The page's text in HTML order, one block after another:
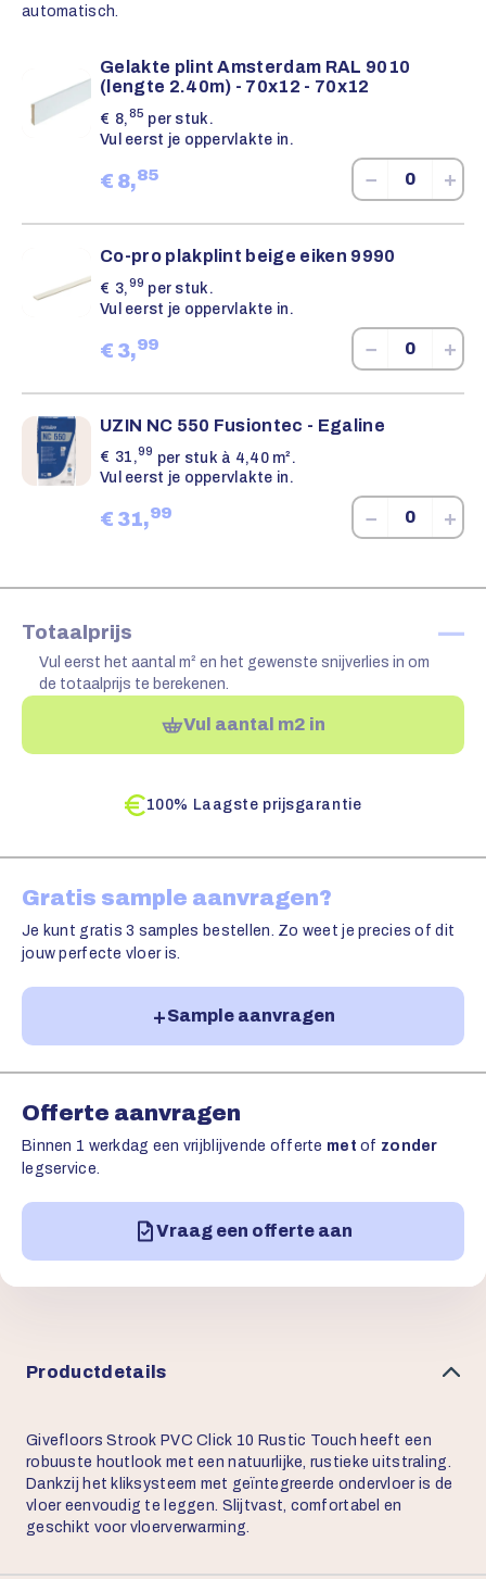
automatisch.
Gelakte plint Amsterdam RAL 9010
(lengte 2.40m) - 70x12 - 70x12
€ 8,85 per stuk.
Vul eerst je oppervlakte in.
€ 8,85 − +
Co-pro plakplint beige eiken 9990
€ 3,99 per stuk.
Vul eerst je oppervlakte in.
€ 3,99 − +
UZIN NC 550 Fusiontec - Egaline
€ 31,99 per stuk à 4,40 m².
Vul eerst je oppervlakte in.
€ 31,99 − +
Totaalprijs —
Vul eerst het aantal m² en het gewenste snijverlies in om
de totaalprijs te berekenen.
Vul aantal m2 in
100% Laagste prijsgarantie
Gratis sample aanvragen?
Je kunt gratis 3 samples bestellen. Zo weet je precies of dit
jouw perfecte vloer is.
Sample aanvragen
Offerte aanvragen
Binnen 1 werkdag een vrijblijvende offerte met of zonder
legservice.
Vraag een offerte aan
Productdetails
Givefloors Strook PVC Click 10 Rustic Touch heeft een
robuuste houtlook met een natuurlijke, rustieke uitstraling.
Dankzij het kliksysteem met geïntegreerde ondervloer is de
vloer eenvoudig te leggen. Slijtvast, comfortabel en
geschikt voor vloerverwarming.